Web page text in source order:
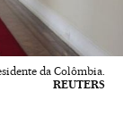
da Colômbia.
REUTERS